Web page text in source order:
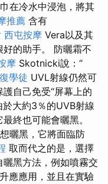
在冷水中浸泡，將其
推薦 含有
西屯按摩 Vera以及其
的助手。 防曬霜不
摩 Skotnicki說：“
學徒 UVL射線仍然可
自己免受“屏幕上的
於大約3％的UVB射線
終也可能會曬黑。
曬黑，它將面臨防
取而代之的是，選擇
黑方法，例如噴霧交
應應用，並且在實驗